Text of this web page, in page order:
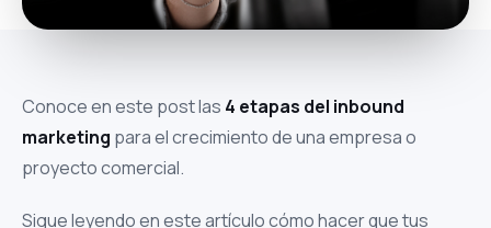
Conoce en este post las 4 etapas del inbound
marketing para el crecimiento de una empresa o
proyecto comercial.
Sigue leyendo en este artículo cómo hacer que tus